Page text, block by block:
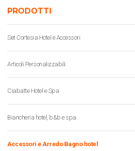
PRODOTTI
Set Cortesia Hotel e Accessori
Articoli Personalizzabili
Ciabatte Hotel e Spa
Biancheria hotel, b&b e spa
Accessori e Arredo Bagno hotel